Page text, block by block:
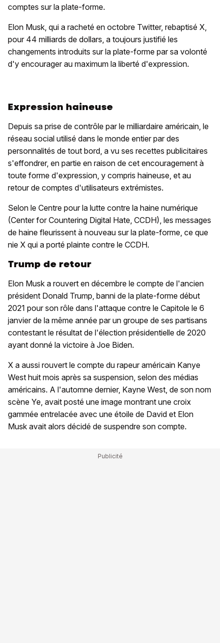
comptes sur la plate-forme.
Elon Musk, qui a racheté en octobre Twitter, rebaptisé X,
pour 44 milliards de dollars, a toujours justifié les
changements introduits sur la plate-forme par sa volonté
d'y encourager au maximum la liberté d'expression.
Expression haineuse
Depuis sa prise de contrôle par le milliardaire américain, le
réseau social utilisé dans le monde entier par des
personnalités de tout bord, a vu ses recettes publicitaires
s'effondrer, en partie en raison de cet encouragement à
toute forme d'expression, y compris haineuse, et au
retour de comptes d'utilisateurs extrémistes.
Selon le Centre pour la lutte contre la haine numérique
(Center for Countering Digital Hate, CCDH), les messages
de haine fleurissent à nouveau sur la plate-forme, ce que
nie X qui a porté plainte contre le CCDH.
Trump de retour
Elon Musk a rouvert en décembre le compte de l'ancien
président Donald Trump, banni de la plate-forme début
2021 pour son rôle dans l'attaque contre le Capitole le 6
janvier de la même année par un groupe de ses partisans
contestant le résultat de l'élection présidentielle de 2020
ayant donné la victoire à Joe Biden.
X a aussi rouvert le compte du rapeur américain Kanye
West huit mois après sa suspension, selon des médias
américains. A l'automne dernier, Kayne West, de son nom
scène Ye, avait posté une image montrant une croix
gammée entrelacée avec une étoile de David et Elon
Musk avait alors décidé de suspendre son compte.